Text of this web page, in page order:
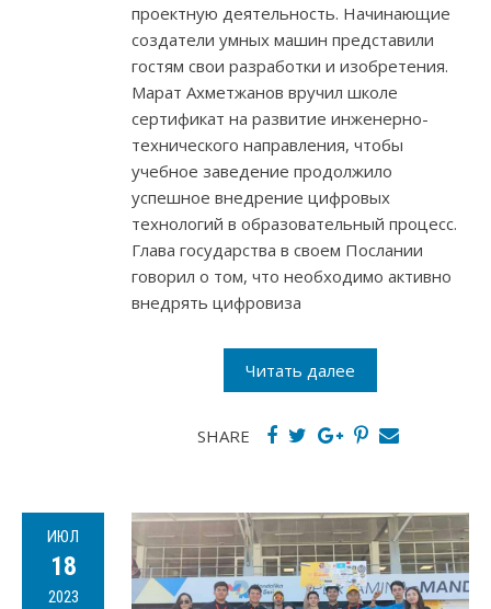
проектную деятельность. Начинающие
создатели умных машин представили
гостям свои разработки и изобретения.
Марат Ахметжанов вручил школе
сертификат на развитие инженерно-
технического направления, чтобы
учебное заведение продолжило
успешное внедрение цифровых
технологий в образовательный процесс.
Глава государства в своем Послании
говорил о том, что необходимо активно
внедрять цифровиза
Читать далее
SHARE
ИЮЛ
18
2023